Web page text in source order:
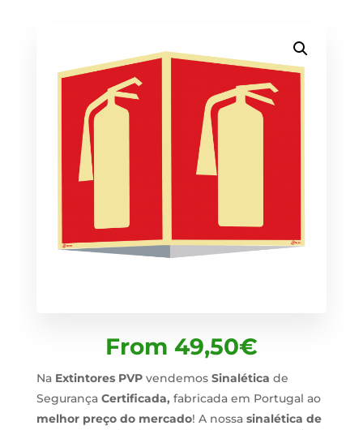
From 49,50€
Na Extintores PVPvendemos Sinalética de
Segurança Certificada, fabricada em Portugal ao
melhor preço do mercado! A nossa sinalética de